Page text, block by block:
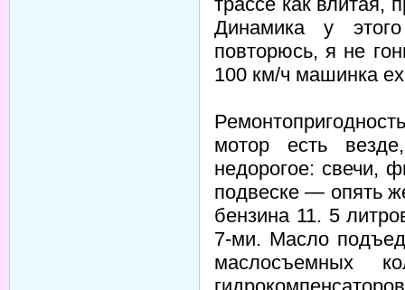
Динамика у
повторюсь, я не
100 км/ч машинка
мотор есть
недорогое: свечи,
подвеске — опять
бензина 11. 5
7-ми. Масло
маслосъемных